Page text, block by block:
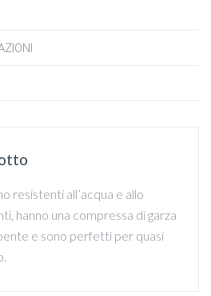
resistenti all’acqua e allo
hanno una compressa di garza
e sono perfetti per quasi